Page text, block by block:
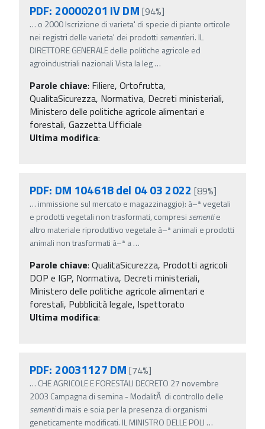
PDF: 20000201 IV DM [94%]
… o 2000 Iscrizione di varieta' di specie di piante orticole
nei registri delle varieta' dei prodotti sementieri. IL
DIRETTORE GENERALE delle politiche agricole ed
agroindustriali nazionali Vista la leg…
Parole chiave: Filiere, Ortofrutta,
QualitaSicurezza, Normativa, Decreti ministeriali,
Ministero delle politiche agricole alimentari e
forestali, Gazzetta Ufficiale
Ultima modifica:
PDF: DM 104618 del 04 03 2022 [89%]
… immissione sul mercato e magazzinaggio): â–ª vegetali
e prodotti vegetali non trasformati, compresi sementie
altro materiale riproduttivo vegetale â–ª animali e prodotti
animali non trasformati â–ª a…
Parole chiave: QualitaSicurezza, Prodotti agricoli
DOP e IGP, Normativa, Decreti ministeriali,
Ministero delle politiche agricole alimentari e
forestali, Pubblicità legale, Ispettorato
Ultima modifica:
PDF: 20031127 DM [74%]
… CHE AGRICOLE E FORESTALI DECRETO 27 novembre
2003 Campagna di semina - ModalitÃ di controllo delle
sementidi mais e soia per la presenza di organismi
geneticamente modificati. IL MINISTRO DELLE POLI …